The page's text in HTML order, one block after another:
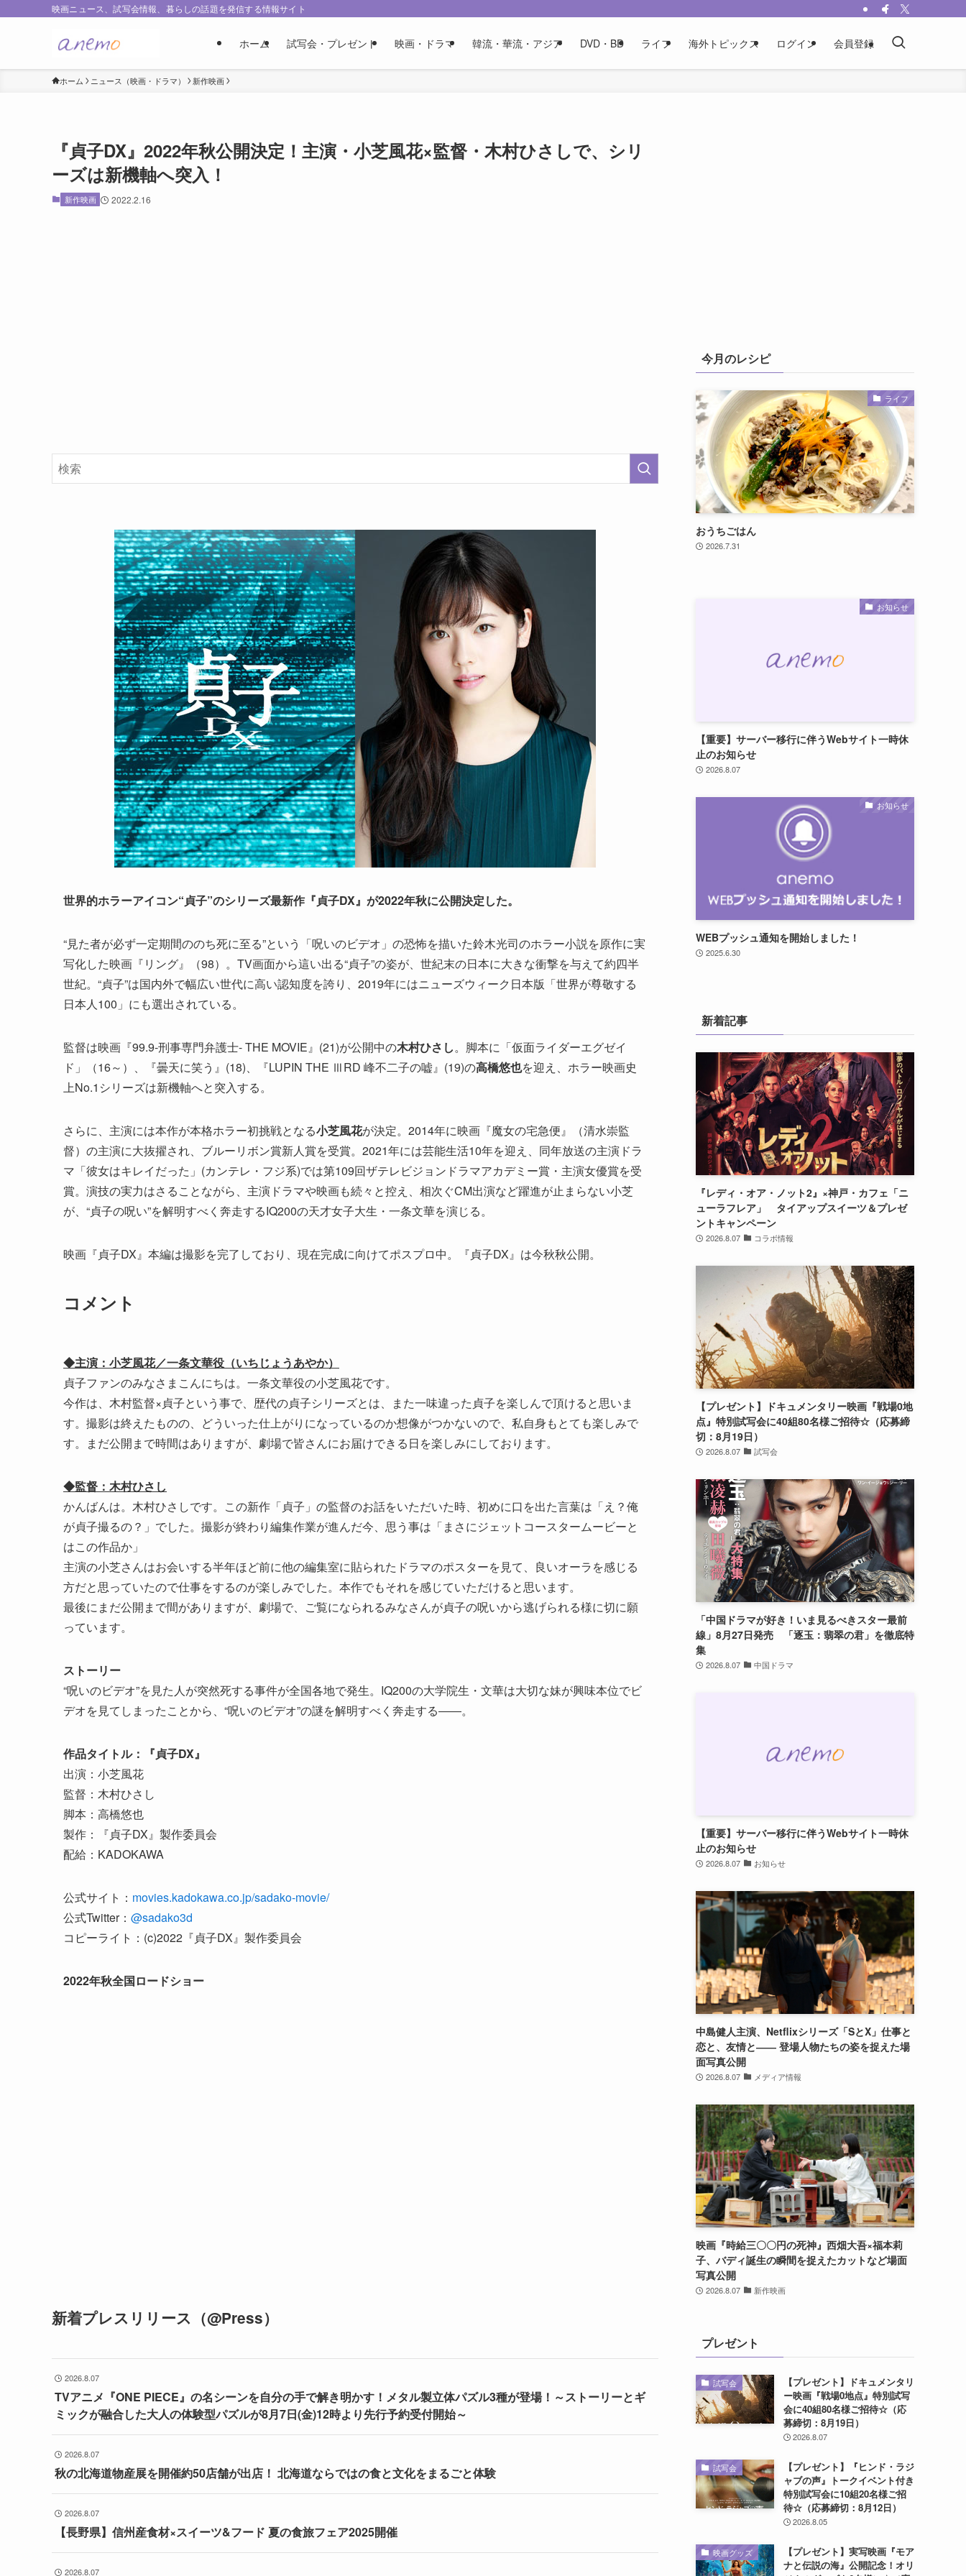
映画ニュース、試写会情報、暮らしの話題を発信する情報サイト
ホーム 試写会・プレゼント 映画・ドラマ 韓流・華流・アジア DVD・BD ライフ 海外トピックス ログイン 会員登録
ホーム ニュース（映画・ドラマ） 新作映画
『貞子DX』2022年秋公開決定！主演・小芝風花×監督・木村ひさしで、シリ
ーズは新機軸へ突入！
新作映画 2022.2.16
世界的ホラーアイコン“貞子”のシリーズ最新作『貞子DX』が2022年秋に公開決定した。
“見た者が必ず一定期間ののち死に至る”という「呪いのビデオ」の恐怖を描いた鈴木光司のホラー小説を原作に実
写化した映画『リング』（98）。TV画面から這い出る“貞子”の姿が、世紀末の日本に大きな衝撃を与えて約四半
世紀。“貞子”は国内外で幅広い世代に高い認知度を誇り、2019年にはニューズウィーク日本版「世界が尊敬する
日本人100」にも選出されている。
監督は映画『99.9-刑事専門弁護士- THE MOVIE』(21)が公開中の木村ひさし。脚本に「仮面ライダーエグゼイ
ド」（16～）、『曇天に笑う』(18)、『LUPIN THE ⅢRD 峰不二子の嘘』(19)の高橋悠也を迎え、ホラー映画史
上No.1シリーズは新機軸へと突入する。
さらに、主演には本作が本格ホラー初挑戦となる小芝風花が決定。2014年に映画『魔女の宅急便』（清水崇監
督）の主演に大抜擢され、ブルーリボン賞新人賞を受賞。2021年には芸能生活10年を迎え、同年放送の主演ドラ
マ「彼女はキレイだった」(カンテレ・フジ系)では第109回ザテレビジョンドラマアカデミー賞・主演女優賞を受
賞。演技の実力はさることながら、主演ドラマや映画も続々と控え、相次ぐCM出演など躍進が止まらない小芝
が、“貞子の呪い”を解明すべく奔走するIQ200の天才女子大生・一条文華を演じる。
映画『貞子DX』本編は撮影を完了しており、現在完成に向けてポスプロ中。『貞子DX』は今秋秋公開。
コメント
◆主演：小芝風花／一条文華役（いちじょうあやか）
貞子ファンのみなさまこんにちは。一条文華役の小芝風花です。
今作は、木村監督×貞子という事で、歴代の貞子シリーズとは、また一味違った貞子を楽しんで頂けると思いま
す。撮影は終えたものの、どういった仕上がりになっているのか想像がつかないので、私自身もとても楽しみで
す。まだ公開まで時間はありますが、劇場で皆さんにお届けできる日を楽しみにしております。
◆監督：木村ひさし
かんばんは。木村ひさしです。この新作「貞子」の監督のお話をいただいた時、初めに口を出た言葉は「え？俺
が貞子撮るの？」でした。撮影が終わり編集作業が進んだ今、思う事は「まさにジェットコースタームービーと
はこの作品か」
主演の小芝さんはお会いする半年ほど前に他の編集室に貼られたドラマのポスターを見て、良いオーラを感じる
方だと思っていたので仕事をするのが楽しみでした。本作でもそれを感じていただけると思います。
最後にまだ公開まで間がありますが、劇場で、ご覧になられるみなさんが貞子の呪いから逃げられる様に切に願
っています。
ストーリー
“呪いのビデオ”を見た人が突然死する事件が全国各地で発生。IQ200の大学院生・文華は大切な妹が興味本位でビ
デオを見てしまったことから、“呪いのビデオ”の謎を解明すべく奔走する――。
作品タイトル：『貞子DX』
出演：小芝風花
監督：木村ひさし
脚本：高橋悠也
製作：『貞子DX』製作委員会
配給：KADOKAWA
公式サイト： movies.kadokawa.co.jp/sadako-movie/
公式Twitter： @sadako3d
コピーライト：(c)2022『貞子DX』製作委員会
2022年秋全国ロードショー
新着プレスリリース（@Press）
2026.8.07
TVアニメ『ONE PIECE』の名シーンを自分の手で解き明かす！メタル製立体パズル3種が登場！～ストーリーとギ
ミックが融合した大人の体験型パズルが8月7日(金)12時より先行予約受付開始～
2026.8.07
秋の北海道物産展を開催約50店舗が出店！ 北海道ならではの食と文化をまるごと体験
2026.8.07
【長野県】信州産食材×スイーツ&フード 夏の食旅フェア2025開催
2026.8.07
今月のレシピ
ライフ
おうちごはん
2026.7.31
お知らせ
【重要】サーバー移行に伴うWebサイト一時休
止のお知らせ
2026.8.07
お知らせ
WEBプッシュ通知を開始しました！
2025.6.30
新着記事
『レディ・オア・ノット2』×神戸・カフェ「ニ
ューラフレア」 タイアップスイーツ＆プレゼ
ントキャンペーン
2026.8.07 コラボ情報
【プレゼント】ドキュメンタリー映画『戦場0地
点』特別試写会に40組80名様ご招待☆（応募締
切：8月19日）
2026.8.07 試写会
「中国ドラマが好き！いま見るべきスター最前
線」8月27日発売 「逐玉：翡翠の君」を徹底特
集
2026.8.07 中国ドラマ
【重要】サーバー移行に伴うWebサイト一時休
止のお知らせ
2026.8.07 お知らせ
中島健人主演、Netflixシリーズ「SとX」仕事と
恋と、友情と―― 登場人物たちの姿を捉えた場
面写真公開
2026.8.07 メディア情報
映画『時給三〇〇円の死神』西畑大吾×福本莉
子、バディ誕生の瞬間を捉えたカットなど場面
写真公開
2026.8.07 新作映画
プレゼント
試写会
【プレゼント】ドキュメンタリ
ー映画『戦場0地点』特別試写
会に40組80名様ご招待☆（応
募締切：8月19日）
2026.8.07
試写会
【プレゼント】『ヒンド・ラジ
ャブの声』トークイベント付き
特別試写会に10組20名様ご招
待☆（応募締切：8月12日）
2026.8.05
映画グッズ
【プレゼント】実写映画『モア
ナと伝説の海』公開記念！オリ